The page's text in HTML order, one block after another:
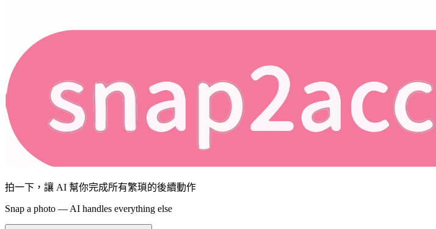
拍一下，讓 AI 幫你完成所有繁瑣的後續動作
Snap a photo — AI handles everything else